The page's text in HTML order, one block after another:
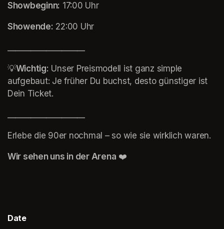
Showbeginn: 17:00 Uhr
Showende: 22:00 Uhr
____________________
💡Wichtig: Unser Preismodell ist ganz simple
aufgebaut: Je früher Du buchst, desto günstiger ist
Dein Ticket.
____________________
Erlebe die 90er nochmal – so wie sie wirklich waren.
Wir sehen uns in der Arena ❤️
Date